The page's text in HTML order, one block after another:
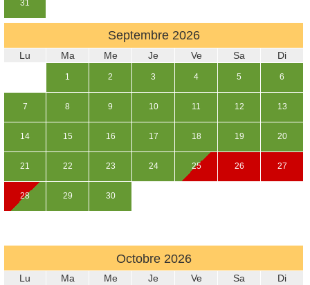
31
Septembre 2026
Lu Ma Me Je Ve Sa Di
1 2 3 4 5 6
7 8 9 10 11 12 13
14 15 16 17 18 19 20
21 22 23 24 25 26 27
28 29 30
Octobre 2026
Lu Ma Me Je Ve Sa Di